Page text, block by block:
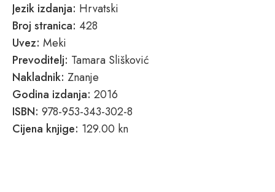
Jezik izdanja: Hrvatski
Broj stranica: 428
Uvez: Meki
Prevoditelj: Tamara Slišković
Nakladnik: Znanje
Godina izdanja: 2016
ISBN: 978-953-343-302-8
Cijena knjige: 129.00 kn